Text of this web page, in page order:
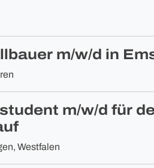
m/w/d in
m/w/d für
Westfalen